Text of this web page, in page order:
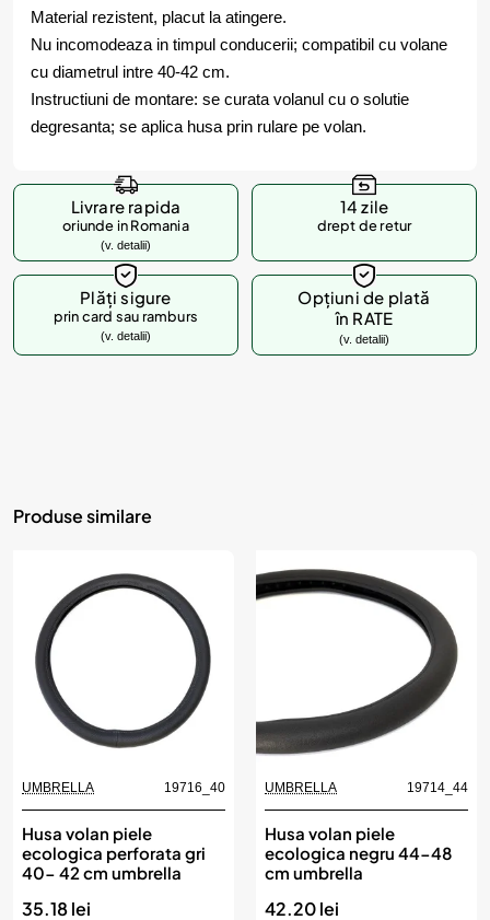
Material rezistent, placut la atingere.
Nu incomodeaza in timpul conducerii; compatibil cu volane
cu diametrul intre 40-42 cm.
Instructiuni de montare: se curata volanul cu o solutie
degresanta; se aplica husa prin rulare pe volan.
Livrare rapida
oriunde in Romania
(v. detalii)
14 zile
drept de retur
Plăți sigure
prin card sau ramburs
(v. detalii)
Opțiuni de plată
în RATE
(v. detalii)
Produse similare
UMBRELLA 19716_40
Husa volan piele
ecologica perforata gri
40- 42 cm umbrella
35.18 lei
UMBRELLA 19714_44
Husa volan piele
ecologica negru 44-48
cm umbrella
42.20 lei